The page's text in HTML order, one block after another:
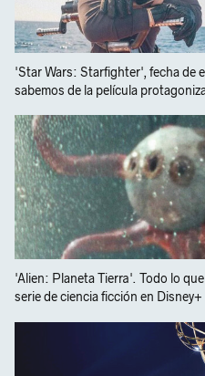
'Star Wars: Starfighter', fecha de
sabemos de la película
'Alien: Planeta Tierra'. Todo lo
serie de ciencia ficción en Disney+